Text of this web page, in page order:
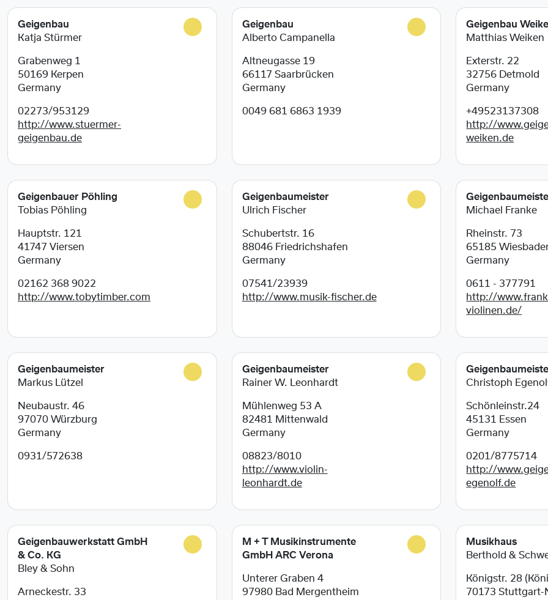
Geigenbau
Katja Stürmer
Grabenweg 1
50169 Kerpen
Germany
02273/953129
http://www.stuermer-
geigenbau.de
Geigenbau
Alberto Campanella
Altneugasse 19
66117 Saarbrücken
Germany
0049 681 6863 1939
Geigenbau
Matthias Weiken
Exterstr. 22
32756
Detmold
Germany
+49523137308
http://
weiken.de
Geigenbauer Pöhling
Tobias Pöhling
Hauptstr. 121
41747 Viersen
Germany
02162 368 9022
http://www.tobytimber.com
Geigenbaumeister
Ulrich Fischer
Schubertstr. 16
88046 Friedrichshafen
Germany
07541/23939
http://www.musik-fischer.de
Michael Franke
Rheinstr. 73
65185
Germany
0611 - 377791
http://
violinen.de/
Geigenbaumeister
Markus Lützel
Neubaustr. 46
97070 Würzburg
Germany
0931/572638
Geigenbaumeister
Rainer W. Leonhardt
Mühlenweg 53 A
82481
Mittenwald
Germany
08823/8010
http://www.violin-
leonhardt.de
Christoph
Schönleinstr.24
45131
Essen
Germany
0201/8775714
http://
egenolf.de
Geigenbauwerkstatt GmbH
& Co. KG
Bley & Sohn
Arneckestr. 33
M + T Musikinstrumente
GmbH ARC Verona
Unterer Graben 4
97980 Bad Mergentheim
Musikhaus
Berthold &
Königstr. 28
70173Stuttgart-